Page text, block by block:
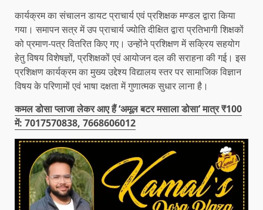
कार्यक्रम का संचालन डायट प्राचार्य एवं प्रशिक्षक मण्डल द्वारा किया
गया। समापन सत्र में उप प्राचार्य ज्योति दीक्षित द्वारा प्रतिभागी शिक्षकों
को प्रमाण-पत्र वितरित किए गए। उन्होंने प्रशिक्षण में सक्रिय सहयोग
हेतु विषय विशेषज्ञों, प्रशिक्षकों एवं आयोजन दल की सराहना की गई। इस
प्रशिक्षण कार्यक्रम का मुख्य उद्देश्य विद्यालय स्तर पर सामाजिक विज्ञान
विषय के परिणामों एवं भाषा दक्षता में गुणात्मक सुधार लाना है।
कमल डोसा प्लाजा लेकर आए हैं ‘अमूल बटर मसाला डोसा’ मात्र ₹100
में: 7017570838, 7668606012